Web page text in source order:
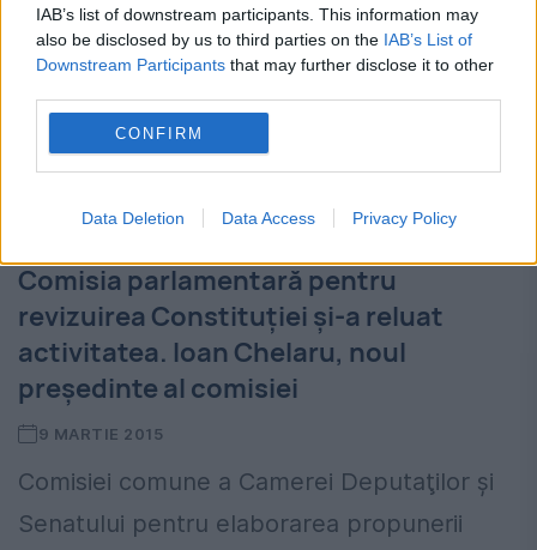
IAB’s list of downstream participants. This information may
also be disclosed by us to third parties on the IAB’s List of
Downstream Participants that may further disclose it to other
CONFIRM
Data Deletion Data Access Privacy Policy
calcule arată că PSD i-ar putea salva pe cei
trei, inclusiv pe...
Comisia parlamentară pentru
revizuirea Constituţiei şi-a reluat
activitatea. Ioan Chelaru, noul
preşedinte al comisiei
9 MARTIE 2015
Comisiei comune a Camerei Deputaţilor şi
Senatului pentru elaborarea propunerii